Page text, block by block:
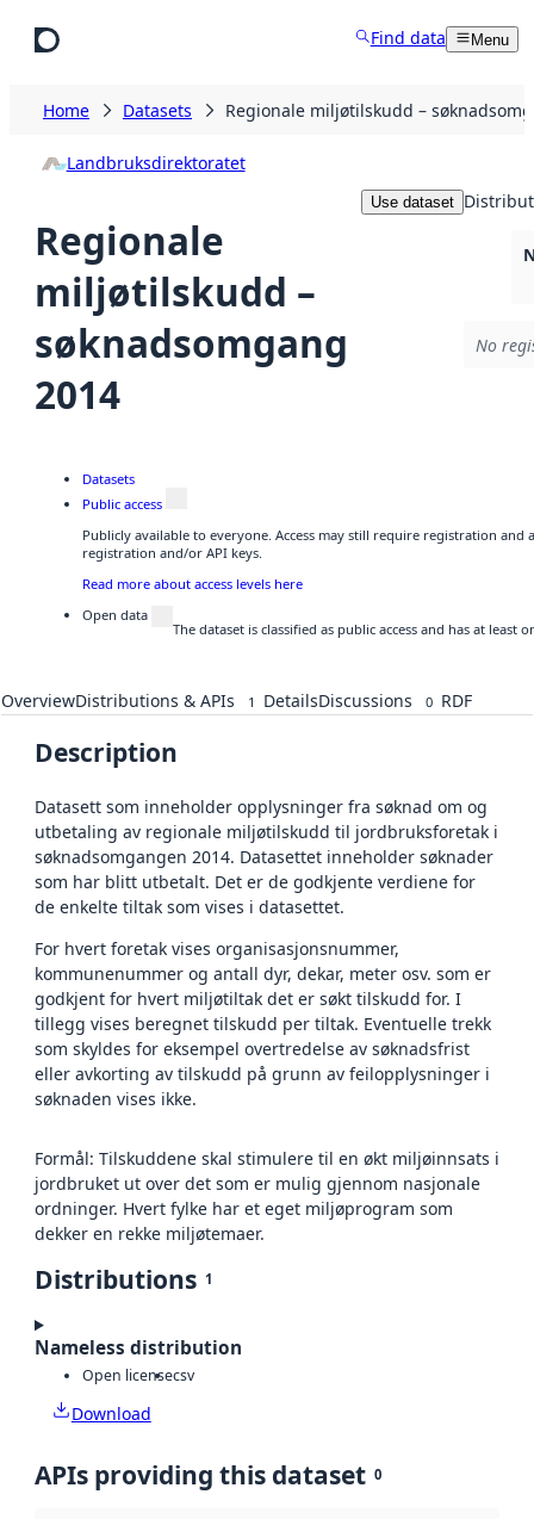
Find data Menu
Home Datasets Regionale miljøtilskudd –
Landbruksdirektoratet
Regionale
miljøtilskudd –
søknadsomgang
2014
Use dataset
No
Datasets
Public access
Publicly available to everyone. Access may still require registration and
registration and/or API keys.
Read more about access levels here
Open data
The dataset is classified as public access and has at
OverviewDistributions & APIs 1 DetailsDiscussions 0 RDF
Description
Datasett som inneholder opplysninger fra søknad om og
utbetaling av regionale miljøtilskudd til jordbruksforetak i
søknadsomgangen 2014. Datasettet inneholder søknader
som har blitt utbetalt. Det er de godkjente verdiene for
de enkelte tiltak som vises i datasettet.
For hvert foretak vises organisasjonsnummer,
kommunenummer og antall dyr, dekar, meter osv. som er
godkjent for hvert miljøtiltak det er søkt tilskudd for. I
tillegg vises beregnet tilskudd per tiltak. Eventuelle trekk
som skyldes for eksempel overtredelse av søknadsfrist
eller avkorting av tilskudd på grunn av feilopplysninger i
søknaden vises ikke.
Formål: Tilskuddene skal stimulere til en økt miljøinnsats i
jordbruket ut over det som er mulig gjennom nasjonale
ordninger. Hvert fylke har et eget miljøprogram som
dekker en rekke miljøtemaer.
Distributions 1
Nameless distribution
Open licensecsv
Download
APIs providing this dataset 0